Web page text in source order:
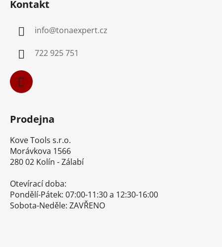
Kontakt
info@tonaexpert.cz
722 925 751
Prodejna
Kove Tools s.r.o.
Morávkova 1566
280 02 Kolín - Zálabí
Otevírací doba:
Pondělí-Pátek: 07:00-11:30 a 12:30-16:00
Sobota-Neděle: ZAVŘENO